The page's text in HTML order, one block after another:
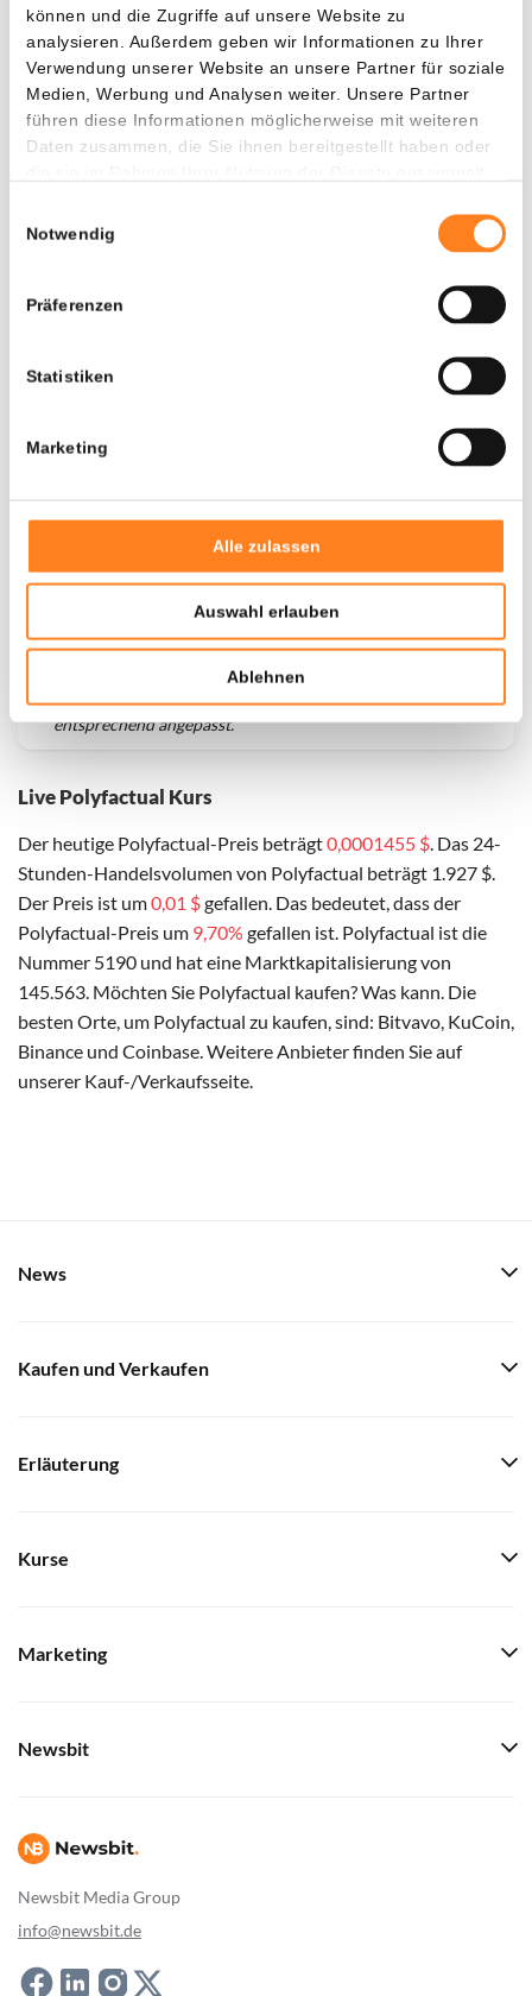
können und die Zugriffe auf unsere Website zu
analysieren. Außerdem geben wir Informationen zu Ihrer
Verwendung unserer Website an unsere Partner für soziale
Medien, Werbung und Analysen weiter. Unsere Partner
führen diese Informationen möglicherweise mit weiteren
Daten zusammen, die Sie ihnen bereitgestellt haben oder
Notwendig
Präferenzen
Statistiken
Marketing
Alle zulassen
Auswahl erlauben
Ablehnen
Live Polyfactual Kurs
Der heutige Polyfactual-Preis beträgt0,0001455 $. Das 24-
Stunden-Handelsvolumen von Polyfactual beträgt 1.927 $.
Der Preis ist um0,01 $gefallen. Das bedeutet, dass der
Polyfactual-Preis um 9,70% gefallen ist. Polyfactual ist die
Nummer 5190 und hat eine Marktkapitalisierung von
145.563. Möchten Sie Polyfactual kaufen? Was kann. Die
besten Orte, um Polyfactual zu kaufen, sind: Bitvavo, KuCoin,
Binance und Coinbase. Weitere Anbieter finden Sie auf
unserer Kauf-/Verkaufsseite.
Zie hoeveel waarde je vandaag zou hebben als
je dollar-cost averaging had toegepast op
verschillende cryptocurrencies.
Hätte investiert In
$
- 0,00%
haben wir historische Daten seit
2025, das hypothetische erste Investitionsdatum wurde
entsprechend angepasst.
Newsbit Media Group
info@newsbit.de
News
Kaufen und Verkaufen
Erläuterung
Kurse
Marketing
Newsbit